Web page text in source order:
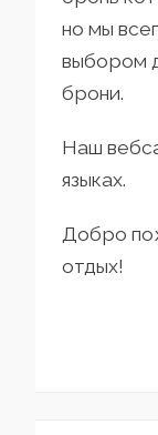
но мы
выбором
брони.
Наш
языках.
Добро
отдых!